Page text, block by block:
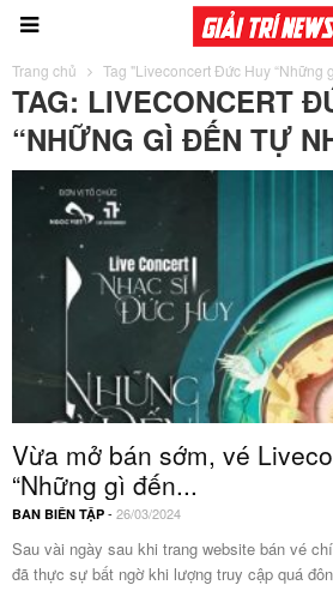
Trang chủ Tag "Liveconcert Đức Huy “Những
TAG: LIVECONCERT
“NHỮNG GÌ ĐẾN TỰ
Vừa mở bán sớm, vé
“Những gì đến...
BAN BIÊN TẬP - 26/03/2024
Sau vài ngày sau khi trang website bán vé
đã thực sự bất ngờ khi lượng truy cập quá